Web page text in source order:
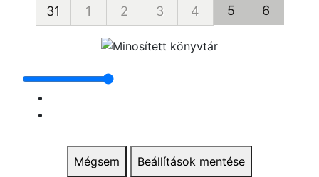
31
1 2 3 4 5 6
Mégsem Beállítások mentése